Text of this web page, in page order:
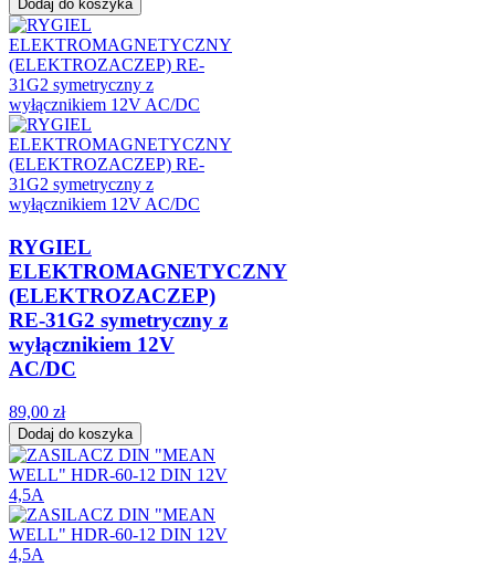
Dodaj do koszyka
RYGIEL
ELEKTROMAGNETYCZNY
(ELEKTROZACZEP)
RE-31G2 symetryczny z
wyłącznikiem 12V
AC/DC
89,00 zł
Dodaj do koszyka